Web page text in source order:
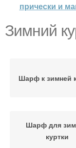
прически и
Зимний
Шарф к зимней
Шарф для
куртки